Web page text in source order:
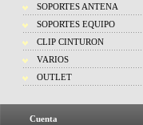
SOPORTES ANTENA
SOPORTES EQUIPO
CLIP CINTURON
VARIOS
OUTLET
Cuenta